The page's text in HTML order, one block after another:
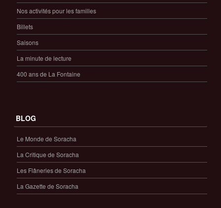
Nos activités pour les familles
Billets
Saisons
La minute de lecture
400 ans de La Fontaine
BLOG
Le Monde de Soracha
La Critique de Soracha
Les Flâneries de Soracha
La Gazette de Soracha